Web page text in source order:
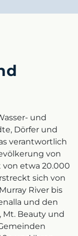
und
Dörfer und
verantwortlich
von
etwa 20.000
sich von
River bis
und den
Beauty und